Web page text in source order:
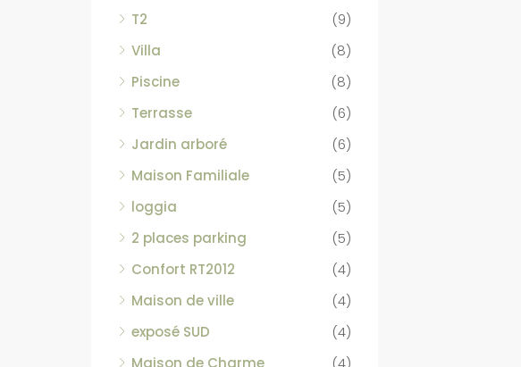
T2
(9)
Villa
(8)
Piscine
(8)
Terrasse
(6)
Jardin arboré
(6)
Maison Familiale
(5)
loggia
(5)
2 places parking
(5)
Confort RT2012
(4)
Maison de ville
(4)
exposé SUD
(4)
Maison de Charme
(4)